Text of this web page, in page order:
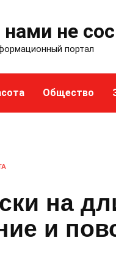
не
портал
Общество
на
и